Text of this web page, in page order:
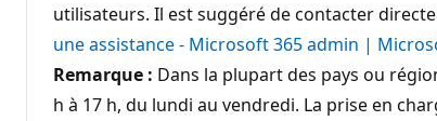
utilisateurs. Il est suggéré de contacter
une assistance - Microsoft 365 admin |
Remarque : Dans la plupart des pays ou
h à 17 h, du lundi au vendredi. La prise en